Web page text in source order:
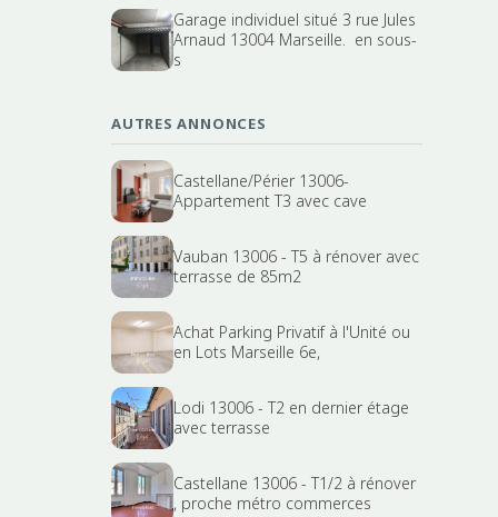
Garage individuel situé 3 rue Jules
Arnaud 13004 Marseille. en sous-
s
AUTRES ANNONCES
Castellane/Périer 13006-
Appartement T3 avec cave
Vauban 13006 - T5 à rénover avec
terrasse de 85m2
Achat Parking Privatif à l'Unité ou
en Lots Marseille 6e,
Lodi 13006 - T2 en dernier étage
avec terrasse
Castellane 13006 - T1/2 à rénover
, proche métro commerces